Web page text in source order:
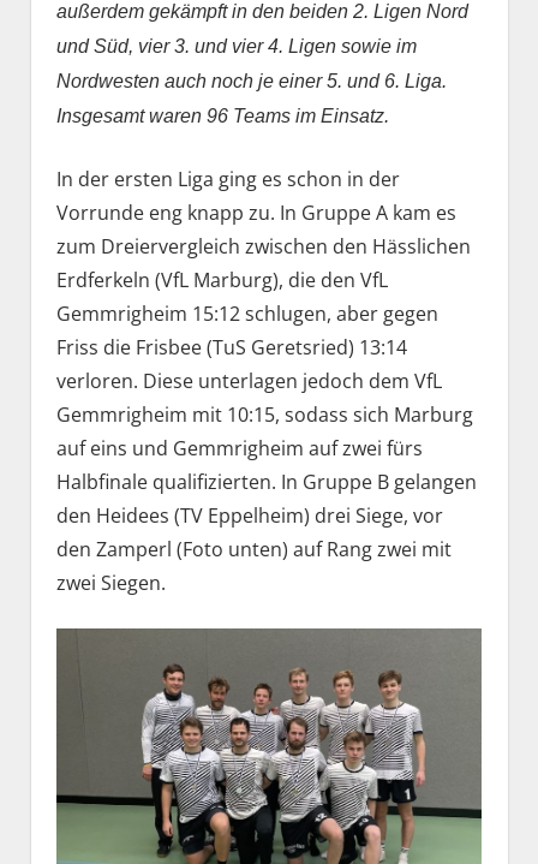
außerdem gekämpft in den beiden 2. Ligen Nord
und Süd, vier 3. und vier 4. Ligen sowie im
Nordwesten auch noch je einer 5. und 6. Liga.
Insgesamt waren 96 Teams im Einsatz.
In der ersten Liga ging es schon in der
Vorrunde eng knapp zu. In Gruppe A kam es
zum Dreiervergleich zwischen den Hässlichen
Erdferkeln (VfL Marburg), die den VfL
Gemmrigheim 15:12 schlugen, aber gegen
Friss die Frisbee (TuS Geretsried) 13:14
verloren. Diese unterlagen jedoch dem VfL
Gemmrigheim mit 10:15, sodass sich Marburg
auf eins und Gemmrigheim auf zwei fürs
Halbfinale qualifizierten. In Gruppe B gelangen
den Heidees (TV Eppelheim) drei Siege, vor
den Zamperl (Foto unten) auf Rang zwei mit
zwei Siegen.